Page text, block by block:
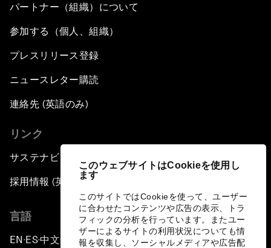
このウェブサイトはCookieを使用し
ます
このサイトではCookieを使って、ユーザー
に合わせたコンテンツや広告の表示、トラ
フィックの分析を行っています。またユー
ザーによるサイトの利用状況についても情
報を収集し、ソーシャルメディアや広告配
パートナー（組織）について
参加する（個人、組織）
プレスリリース登録
ニュースレター購読
連絡先 (英語のみ)
リンク
サステナビリティへの取り組み
採用情報 (英語のみ)
言語
EN ▪ES▪中文▪ 日本語